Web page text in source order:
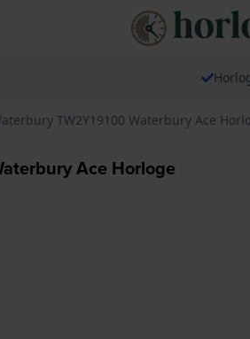
TW2Y19100 Waterbury Ace
Ace Horloge